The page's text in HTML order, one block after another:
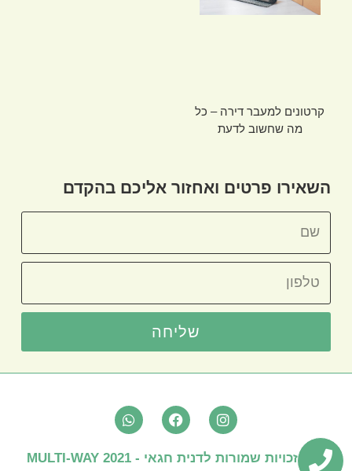
קרטונים למעבר דירה – כל
מה שחשוב לדעת
השאירו פרטים ואחזור אליכם בהקדם
שליחה
I
n
t
F
a
e
W
h
t
P
כל הזכויות שמורות לדנית חגאי - MULTI-WAY 2021